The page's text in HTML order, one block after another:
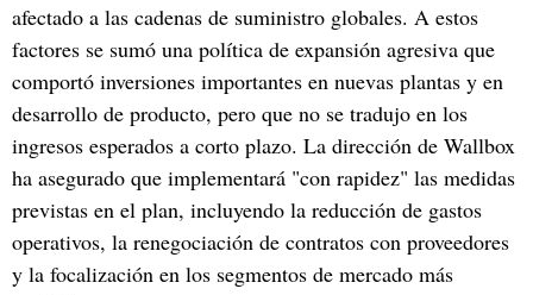
afectado a las cadenas de suministro globales. A estos
factores se sumó una política de expansión agresiva que
comportó inversiones importantes en nuevas plantas y en
desarrollo de producto, pero que no se tradujo en los
ingresos esperados a corto plazo. La dirección de Wallbox
ha asegurado que implementará "con rapidez" las medidas
previstas en el plan, incluyendo la reducción de gastos
operativos, la renegociación de contratos con proveedores
y la focalización en los segmentos de mercado más